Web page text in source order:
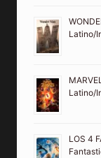
Latino/
Latino/
LOS 4